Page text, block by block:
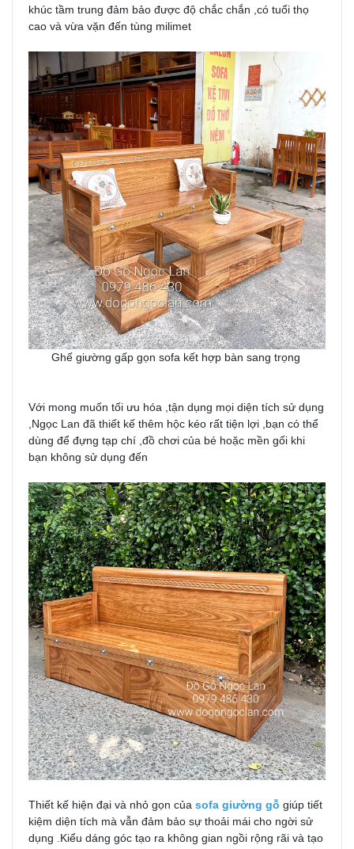
khúc tầm trung đảm bảo được độ chắc chắn ,có tuổi thọ
cao và vừa vặn đến tùng milimet
Ghế giường gấp gọn sofa kết hợp bàn sang trọng
Với mong muốn tối ưu hóa ,tận dụng mọi diện tích sử dụng
,Ngọc Lan đã thiết kế thêm hộc kéo rất tiện lợi ,bạn có thể
dùng để đựng tạp chí ,đồ chơi của bé hoặc mền gối khi
bạn không sử dụng đến
Thiết kế hiện đại và nhỏ gọn của sofa giường gỗ giúp tiết
kiệm diện tích mà vẫn đảm bảo sự thoải mái cho ngời sử
dụng .Kiểu dáng góc tạo ra không gian ngồi rộng rãi và tạo